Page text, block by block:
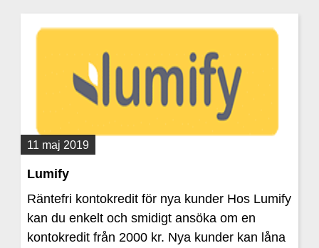
11 maj 2019
Lumify
Räntefri kontokredit för nya kunder Hos Lumify
kan du enkelt och smidigt ansöka om en
kontokredit från 2000 kr. Nya kunder kan låna